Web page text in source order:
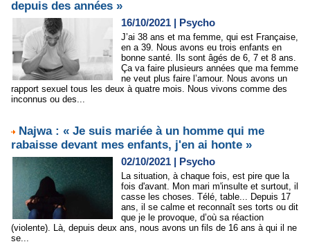
depuis des années »
16/10/2021 | Psycho
J’ai 38 ans et ma femme, qui est Française,
en a 39. Nous avons eu trois enfants en
bonne santé. Ils sont âgés de 6, 7 et 8 ans.
Ça va faire plusieurs années que ma femme
ne veut plus faire l’amour. Nous avons un
rapport sexuel tous les deux à quatre mois. Nous vivons comme des
inconnus ou des...
Najwa : « Je suis mariée à un homme qui me
rabaisse devant mes enfants, j'en ai honte »
02/10/2021 | Psycho
La situation, à chaque fois, est pire que la
fois d'avant. Mon mari m'insulte et surtout, il
casse les choses. Télé, table... Depuis 17
ans, il se calme et reconnaît ses torts ou dit
que je le provoque, d’où sa réaction
(violente). Là, depuis deux ans, nous avons un fils de 16 ans à qui il ne
se...